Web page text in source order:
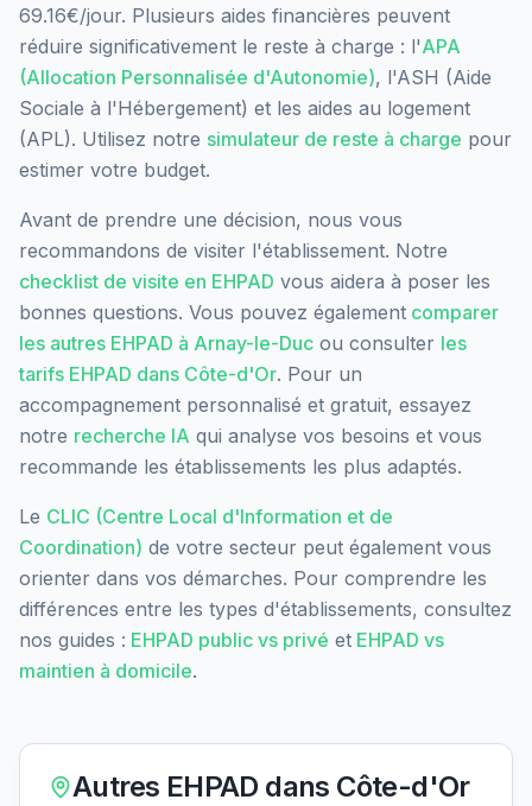
69.16€/jour. Plusieurs aides financières peuvent
réduire significativement le reste à charge : l'APA
(Allocation Personnalisée d'Autonomie), l'ASH (Aide
Sociale à l'Hébergement) et les aides au logement
(APL). Utilisez notre simulateur de reste à charge pour
estimer votre budget.
Avant de prendre une décision, nous vous
recommandons de visiter l'établissement. Notre
checklist de visite en EHPAD vous aidera à poser les
bonnes questions. Vous pouvez également comparer
les autres EHPAD à Arnay-le-Duc ou consulter les
tarifs EHPAD dans Côte-d'Or. Pour un
accompagnement personnalisé et gratuit, essayez
notre recherche IA qui analyse vos besoins et vous
recommande les établissements les plus adaptés.
Le CLIC (Centre Local d'Information et de
Coordination) de votre secteur peut également vous
orienter dans vos démarches. Pour comprendre les
différences entre les types d'établissements, consultez
nos guides : EHPAD public vs privé et EHPAD vs
maintien à domicile.
Autres EHPAD dans Côte-d'Or